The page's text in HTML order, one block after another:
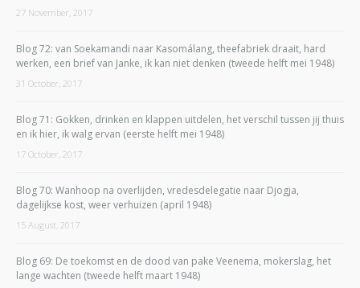
27 November, 2017
Blog 72: van Soekamandi naar Kasomálang, theefabriek draait, hard
werken, een brief van Janke, ik kan niet denken (tweede helft mei 1948)
31 October, 2017
Blog 71: Gokken, drinken en klappen uitdelen, het verschil tussen jij thuis
en ik hier, ik walg ervan (eerste helft mei 1948)
17 October, 2017
Blog 70: Wanhoop na overlijden, vredesdelegatie naar Djogja,
dagelijkse kost, weer verhuizen (april 1948)
15 August, 2017
Blog 69: De toekomst en de dood van pake Veenema, mokerslag, het
lange wachten (tweede helft maart 1948)